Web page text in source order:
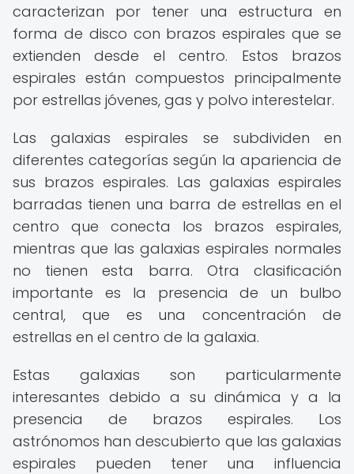
caracterizan por tener una estructura en
forma de disco con brazos espirales que se
extienden desde el centro. Estos brazos
espirales están compuestos principalmente
por estrellas jóvenes, gas y polvo interestelar.
Las galaxias espirales se subdividen en
diferentes categorías según la apariencia de
sus brazos espirales. Las galaxias espirales
barradas tienen una barra de estrellas en el
centro que conecta los brazos espirales,
mientras que las galaxias espirales normales
no tienen esta barra. Otra clasificación
importante es la presencia de un bulbo
central, que es una concentración de
estrellas en el centro de la galaxia.
Estas galaxias son particularmente
interesantes debido a su dinámica y a la
presencia de brazos espirales. Los
astrónomos han descubierto que las galaxias
espirales pueden tener una influencia